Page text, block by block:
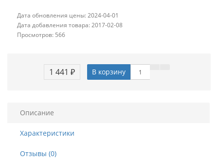
Дата обновления цены: 2024-04-01
Дата добавления товара: 2017-02-08
Просмотров: 566
1 441 ₽ В корзину
Описание
Характеристики
Отзывы (0)